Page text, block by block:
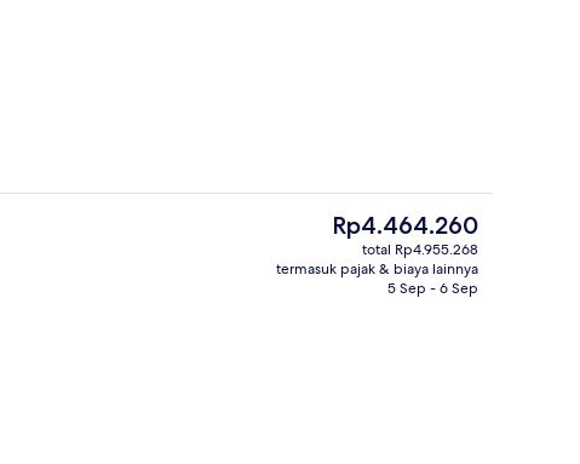
Yoga
Harga
saat
ini
Rp4.464.260
Rp4.464.260
total Rp4.955.268
termasuk pajak & biaya lainnya
5 Sep - 6 Sep